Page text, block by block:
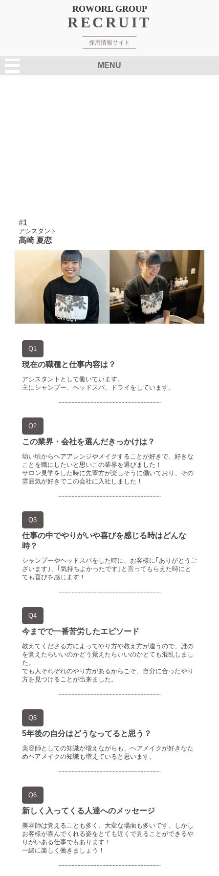
#1
アシスタント
髙崎 夏恋
Q1
現在の職種と仕事内容は？
アシスタントとして働いています。
主にシャンプー、ヘッドスパ、ドライをしています。
Q2
この業界・会社を選んだきっかけは？
幼い頃からヘアアレンジやメイクすることが好きで、好きな
ことを職にしたいと思いこの業界を選びました！
サロン見学をした時に先輩方が楽しそうに働いており、その
雰囲気が好きでこの会社に入社しました！
Q3
仕事の中でやりがいや喜びを感じる時はどんな
時？
シャンプーやヘッドスパをした時に、お客様に｢ありがとうご
ざいます｣、｢気持ちよかったです｣と言ってもらえた時にと
ても喜びを感じます！
Q4
今までで一番苦労したエピソード
教えてくださる方によってやり方や教え方が違うので、誰の
を覚えたらいいのかどう覚えたらいいのかとても混乱しまし
た。
でも人それぞれのやり方があるからこそ、自分に合ったやり
方を見つけることが出来ました。
Q5
5年後の自分はどうなってると思う？
美容師としての知識が増えながらも、ヘアメイクが好きなた
めヘアメイクの知識も増えていると思います。
Q6
新しく入ってくる人達へのメッセージ
美容師は覚えることも多く、大変な場面も多いです。しかし
お客様が喜んでくれる姿をとても近くで見ることができるや
りがいある仕事でもあります！
一緒に楽しく働きましょう！
ROWORL GROUP
RECRUIT
採用情報サイト
MENU